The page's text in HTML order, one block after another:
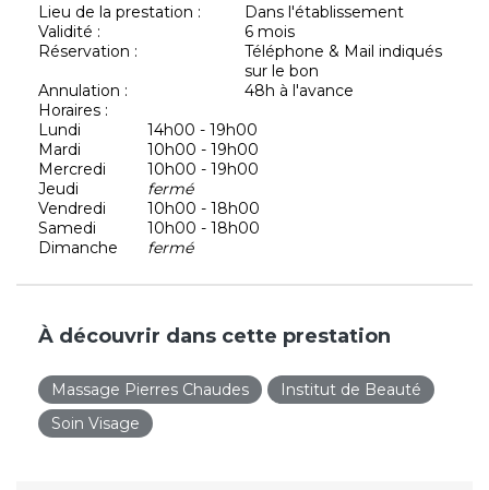
Lieu de la prestation :
Dans l'établissement
Validité :
6 mois
Réservation :
Téléphone & Mail indiqués
sur le bon
Annulation :
48h à l'avance
Horaires :
Lundi
14h00 - 19h00
Mardi
10h00 - 19h00
Mercredi
10h00 - 19h00
Jeudi
fermé
Vendredi
10h00 - 18h00
Samedi
10h00 - 18h00
Dimanche
fermé
À découvrir dans cette prestation
Massage Pierres Chaudes
Institut de Beauté
Soin Visage